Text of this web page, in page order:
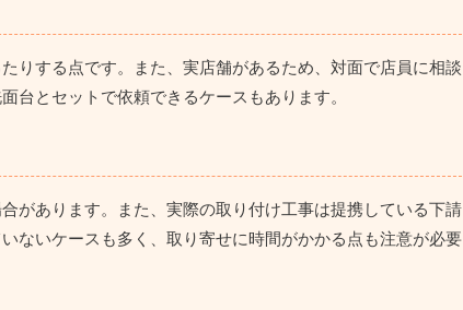
りする点です。また、実店舗があるため、対面で店員に相談
台とセットで依頼できるケースもあります。
があります。また、 実際の取り付け工事は提携している下請
ないケースも多く、取り寄せに時間がかかる点も注意が必要